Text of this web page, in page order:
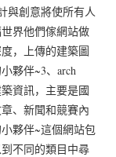
與創意將使所有人
界他們傢網站做
，上傳的建築圖
夥伴~3、arch
資訊，主要是國
、新聞和競賽內
夥伴~這個網站包
不同的類目中尋